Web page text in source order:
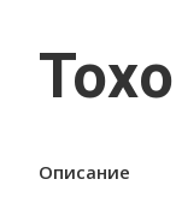
Описание